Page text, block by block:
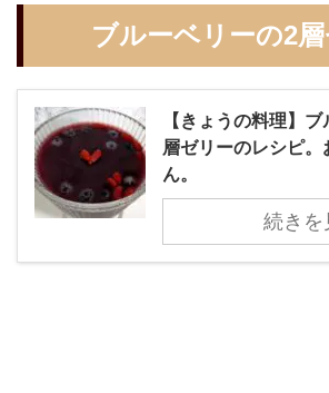
ブルーベリーの2
【きょうの料理】
層ゼリーのレシピ
ん。
続きを